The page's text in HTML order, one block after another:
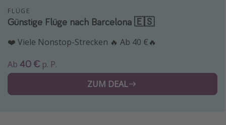
Kefalonia Urlaub
Tulum Urlaub
Sri Lanka Rundreise
FLÜGE
Günstige Flüge nach Barcelona 🇪🇸
❤️ Viele Nonstop-Strecken 🔥 Ab 40 €🔥
Ab 40 € p. P.
ZUM DEAL